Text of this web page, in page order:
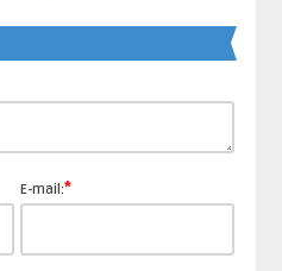
E-mail:*